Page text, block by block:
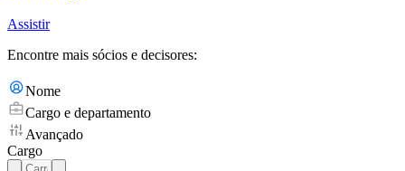
Assistir
Encontre mais sócios e decisores:
Nome
Cargo e departamento
Avançado
Cargo